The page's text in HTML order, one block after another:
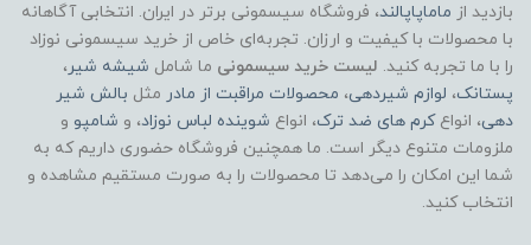
بازدید از ماماپاپالند، فروشگاه سیسمونی برتر در ایران. انتخابی آگاهانه
با محصولات با کیفیت و ارزان. تجربه‌ای خاص از خرید سیسمونی نوزاد
را با ما تجربه کنید. لیست خرید سیسمونی ما شامل شیشه شیر،
پستانک، لوازم شیردهی، محصولات مراقبت از مادر مثل بالش شیر
دهی، انواعکرم های ضد ترک، انواع شوینده لباس نوزاد، و شامپو و
ملزومات متنوع دیگر است. ما همچنین فروشگاه حضوری داریم که به
شما این امکان را می‌دهد تا محصولات را به صورت مستقیم مشاهده و
انتخاب کنید.